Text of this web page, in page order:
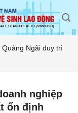
Ngãi duy trì
nghiệp
ổn định